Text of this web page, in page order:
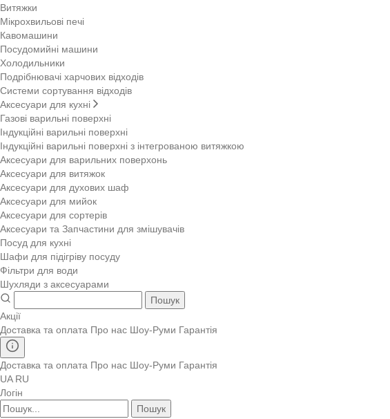
Витяжки
Мікрохвильові печі
Кавомашини
Посудомийні машини
Холодильники
Подрібнювачі харчових відходів
Системи сортування відходів
Аксесуари для кухні
Газові варильні поверхні
Індукційні варильні поверхні
Індукційні варильні поверхні з інтегрованою витяжкою
Аксесуари для варильних поверхонь
Аксесуари для витяжок
Аксесуари для духових шаф
Аксесуари для мийок
Аксесуари для сортерів
Аксесуари та Запчастини для змішувачів
Посуд для кухні
Шафи для підігріву посуду
Фільтри для води
Шухляди з аксесуарами
Пошук
Акції
Доставка та оплата Про нас Шоу-Руми Гарантія
Доставка та оплата Про нас Шоу-Руми Гарантія
UA RU
Логін
Пошук